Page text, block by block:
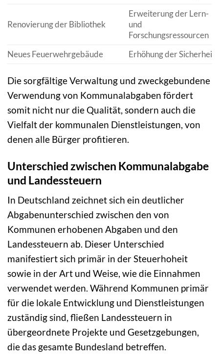
Renovierung der Bibliothek
Erweiterung der Lern-
und
Forschungsressourcen
Neues Feuerwehrgebäude
Erhöhung der Sicherheit
Die sorgfältige Verwaltung und zweckgebundene
Verwendung von Kommunalabgaben fördert
somit nicht nur die Qualität, sondern auch die
Vielfalt der kommunalen Dienstleistungen, von
denen alle Bürger profitieren.
Unterschied zwischen Kommunalabgabe
und Landessteuern
In Deutschland zeichnet sich ein deutlicher
Abgabenunterschied zwischen den von
Kommunen erhobenen Abgaben und den
Landessteuern ab. Dieser Unterschied
manifestiert sich primär in der Steuerhoheit
sowie in der Art und Weise, wie die Einnahmen
verwendet werden. Während Kommunen primär
für die lokale Entwicklung und Dienstleistungen
zuständig sind, fließen Landessteuern in
übergeordnete Projekte und Gesetzgebungen,
die das gesamte Bundesland betreffen.